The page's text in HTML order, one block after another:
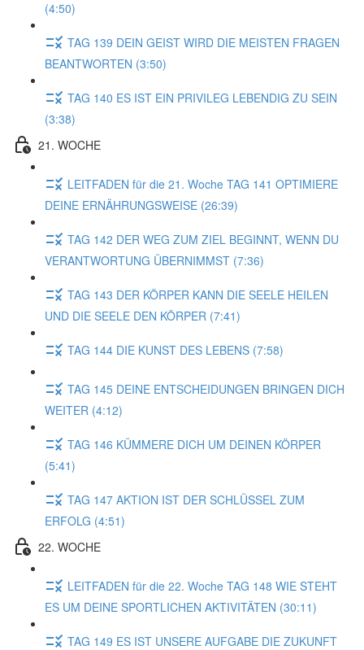
(4:50)
TAG 139 DEIN GEIST WIRD DIE MEISTEN FRAGEN
BEANTWORTEN (3:50)
TAG 140 ES IST EIN PRIVILEG LEBENDIG ZU SEIN
(3:38)
21. WOCHE
LEITFADEN für die 21. Woche TAG 141 OPTIMIERE
DEINE ERNÄHRUNGSWEISE (26:39)
TAG 142 DER WEG ZUM ZIEL BEGINNT, WENN DU
VERANTWORTUNG ÜBERNIMMST (7:36)
TAG 143 DER KÖRPER KANN DIE SEELE HEILEN
UND DIE SEELE DEN KÖRPER (7:41)
TAG 144 DIE KUNST DES LEBENS (7:58)
TAG 145 DEINE ENTSCHEIDUNGEN BRINGEN DICH
WEITER (4:12)
TAG 146 KÜMMERE DICH UM DEINEN KÖRPER
(5:41)
TAG 147 AKTION IST DER SCHLÜSSEL ZUM
ERFOLG (4:51)
22. WOCHE
LEITFADEN für die 22. Woche TAG 148 WIE STEHT
ES UM DEINE SPORTLICHEN AKTIVITÄTEN (30:11)
TAG 149 ES IST UNSERE AUFGABE DIE ZUKUNFT